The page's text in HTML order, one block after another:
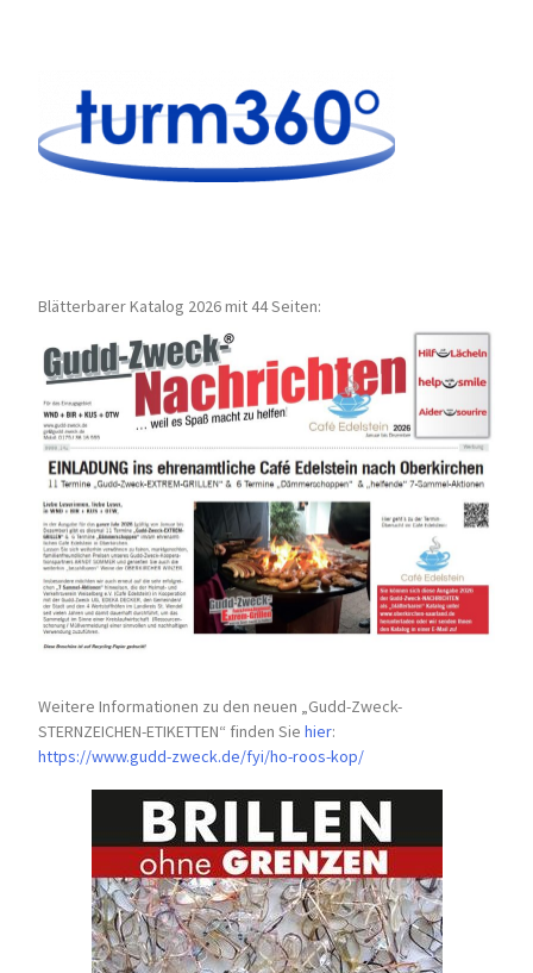
Blätterbarer Katalog 2026 mit 44 Seiten:
Weitere Informationen zu den neuen „Gudd-Zweck-
STERNZEICHEN-ETIKETTEN“ finden Siehier:
https://www.gudd-zweck.de/fyi/ho-roos-kop/